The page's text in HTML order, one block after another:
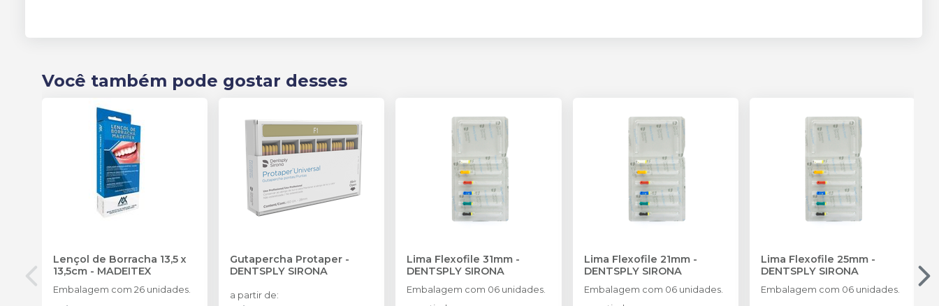
Você também pode gostar desses
Lençol de Borracha 13,5 x
13,5cm - MADEITEX
Embalagem com 26 unidades.
Gutapercha Protaper -
DENTSPLY SIRONA
a partir de:
Lima Flexofile 31mm -
DENTSPLY SIRONA
Embalagem com 06 unidades.
Lima Flexofile 21mm-
DENTSPLY SIRONA
Embalagem com 06 unidades.
Lima Flexofile 25mm-
DENTSPLY SIRONA
Embalagem com 06 unidades.